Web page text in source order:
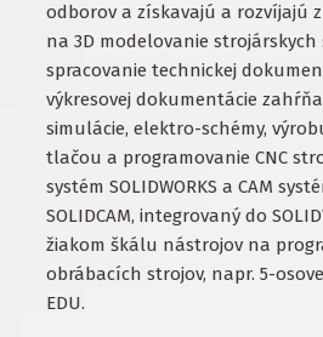
odborov a získavajú a rozvíjajú
na 3D modelovanie strojárskych
spracovanie technickej
výkresovej dokumentácie
simulácie, elektro-schémy,
tlačou a programovanie CNC
systém SOLIDWORKS a CAM
SOLIDCAM, integrovaný do
žiakom škálu nástrojov na
obrábacích strojov, napr. 5-
EDU.